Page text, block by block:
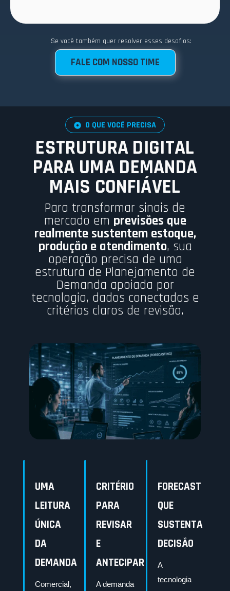
Se você também quer resolver esses desafios:
FALE COM NOSSO TIME
O QUE VOCÊ PRECISA
ESTRUTURA DIGITAL
PARA UMA DEMANDA
MAIS CONFIÁVEL
Para transformar sinais de
mercado em previsões que
realmente sustentem estoque,
produção e atendimento, sua
operação precisa de uma
estrutura de Planejamento de
Demanda apoiada por
tecnologia, dados conectados e
critérios claros de revisão.
UMA
LEITURA
ÚNICA
DA
DEMANDA
Comercial,
CRITÉRIO
PARA
REVISAR
E
ANTECIPAR
A demanda
FORECAST
QUE
SUSTENTA
DECISÃO
A
tecnologia